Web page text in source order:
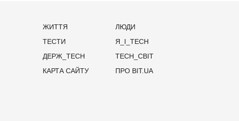
ЖИТТЯ
ЛЮДИ
ТЕСТИ
Я_І_TECH
ДЕРЖ_TECH
TECH_СВІТ
КАРТА САЙТУ
ПРО BIT.UA